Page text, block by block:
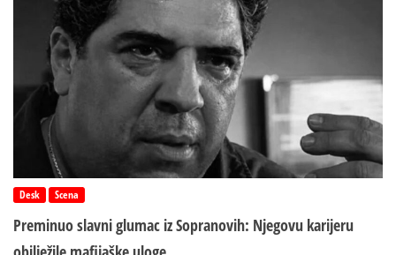
Desk Scena
Preminuo slavni glumac iz Sopranovih: Njegovu karijeru